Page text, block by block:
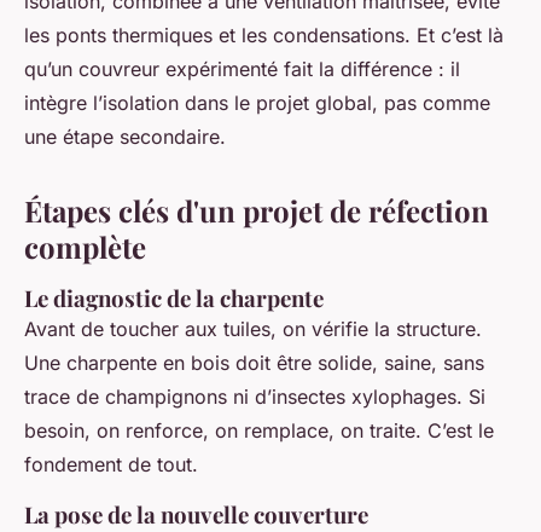
les ponts thermiques et les condensations. Et c’est là
qu’un couvreur expérimenté fait la différence : il
intègre l’isolation dans le projet global, pas comme
une étape secondaire.
Étapes clés d'un projet de réfection
complète
Le diagnostic de la charpente
Avant de toucher aux tuiles, on vérifie la structure.
Une charpente en bois doit être solide, saine, sans
trace de champignons ni d’insectes xylophages. Si
besoin, on renforce, on remplace, on traite. C’est le
fondement de tout.
La pose de la nouvelle couverture